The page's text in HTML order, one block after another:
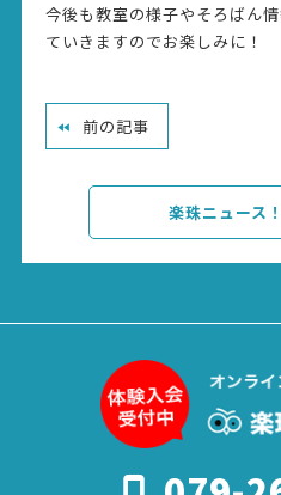
今後も教室の様子やそろばん
ていきますのでお楽しみに！
前の記事
楽珠ニュース